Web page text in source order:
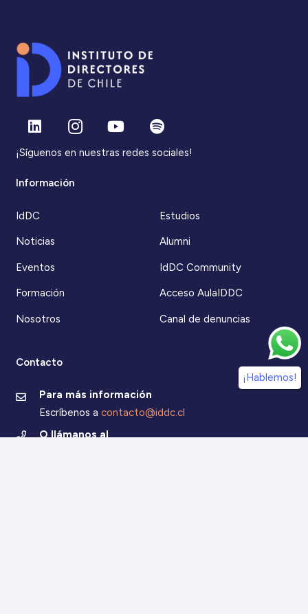
¡Síguenos en nuestras redes sociales!
Información
IdDC
Noticias
Eventos
Formación
Nosotros
Estudios
Alumni
IdDC Community
Acceso AulaIDDC
Canal de denuncias
Contacto
Para más información
Escríbenos a contacto@iddc.cl
O llámanos al
¡Hablemos!